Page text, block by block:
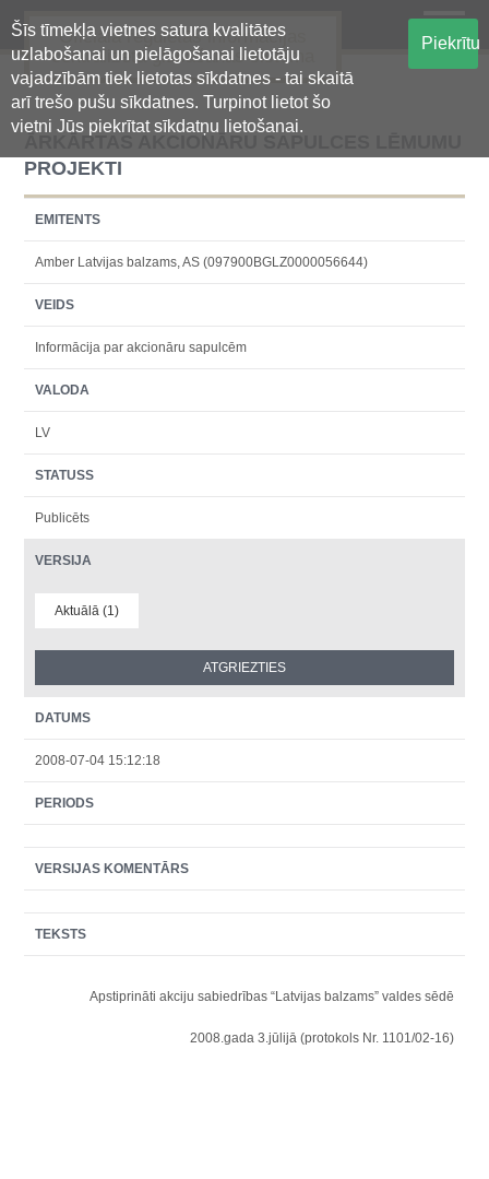
Šīs tīmekļa vietnes satura kvalitātes
uzlabošanai un pielāgošanai lietotāju
vajadzībām tiek lietotas sīkdatnes - tai skaitā
arī trešo pušu sīkdatnes. Turpinot lietot šo
vietni Jūs piekrītat sīkdatņu lietošanai.
Piekrītu
Oficiālā regulētās informācijas
centralizētā glabāšanas sistēma
ĀRKĀRTAS AKCIONĀRU SAPULCES LĒMUMU
PROJEKTI
EMITENTS
Amber Latvijas balzams, AS (097900BGLZ0000056644)
VEIDS
Informācija par akcionāru sapulcēm
VALODA
LV
STATUSS
Publicēts
VERSIJA
Aktuālā (1)
DATUMS
2008-07-04 15:12:18
PERIODS
VERSIJAS KOMENTĀRS
TEKSTS
Apstiprināti akciju sabiedrības “Latvijas balzams” valdes sēdē
2008.gada 3.jūlijā (protokolsNr. 1101/02-16)